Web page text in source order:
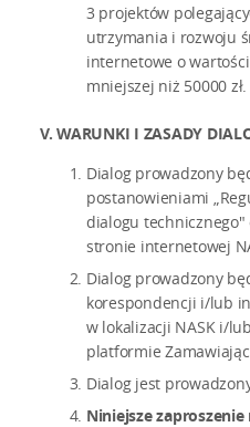
3 projektów
utrzymania i rozwoju
internetowe o
mniejszej niż 50000 zł.
V. WARUNKI I ZASADY
Dialog prowadzony
postanowieniami
dialogu
stronie internetowej
Dialog prowadzony
korespondencji i/lub
w lokalizacji NASK i/
platformie
Dialog jest
Niniejsze